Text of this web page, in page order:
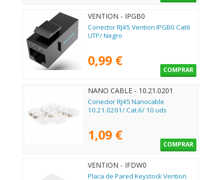
VENTION - IPGB0
Conector RJ45 Vention IPGB0 Cat6
UTP/ Negro
0,99 €
COMPRAR
NANO CABLE - 10.21.0201
Conector RJ45 Nanocable
10.21.0201/ Cat.6/ 10 uds
1,09 €
COMPRAR
VENTION - IFDW0
Placa de Pared Keystock Vention